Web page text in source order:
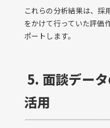
これらの分析結果は、採
をかけて行っていた評価
ポートします。
5. 面談デー
活用